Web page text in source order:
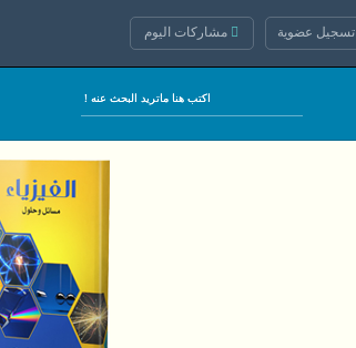
تسجيل عضوية مشاركات اليوم